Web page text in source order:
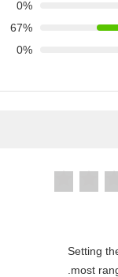
0%
67%
0%
"Setting
most